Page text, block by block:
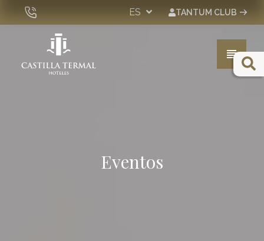
ES TANTUM CLUB
Bonos RegaloEventos